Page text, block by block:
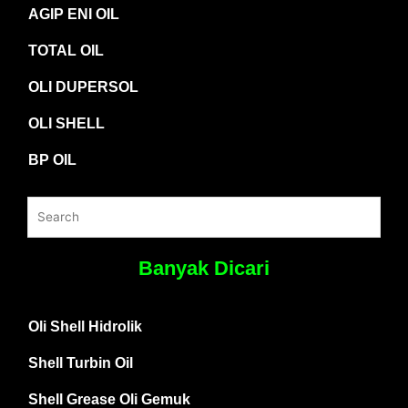
AGIP ENI OIL
TOTAL OIL
OLI DUPERSOL
OLI SHELL
BP OIL
Banyak Dicari
Oli Shell Hidrolik
Shell Turbin Oil
Shell Grease Oli Gemuk